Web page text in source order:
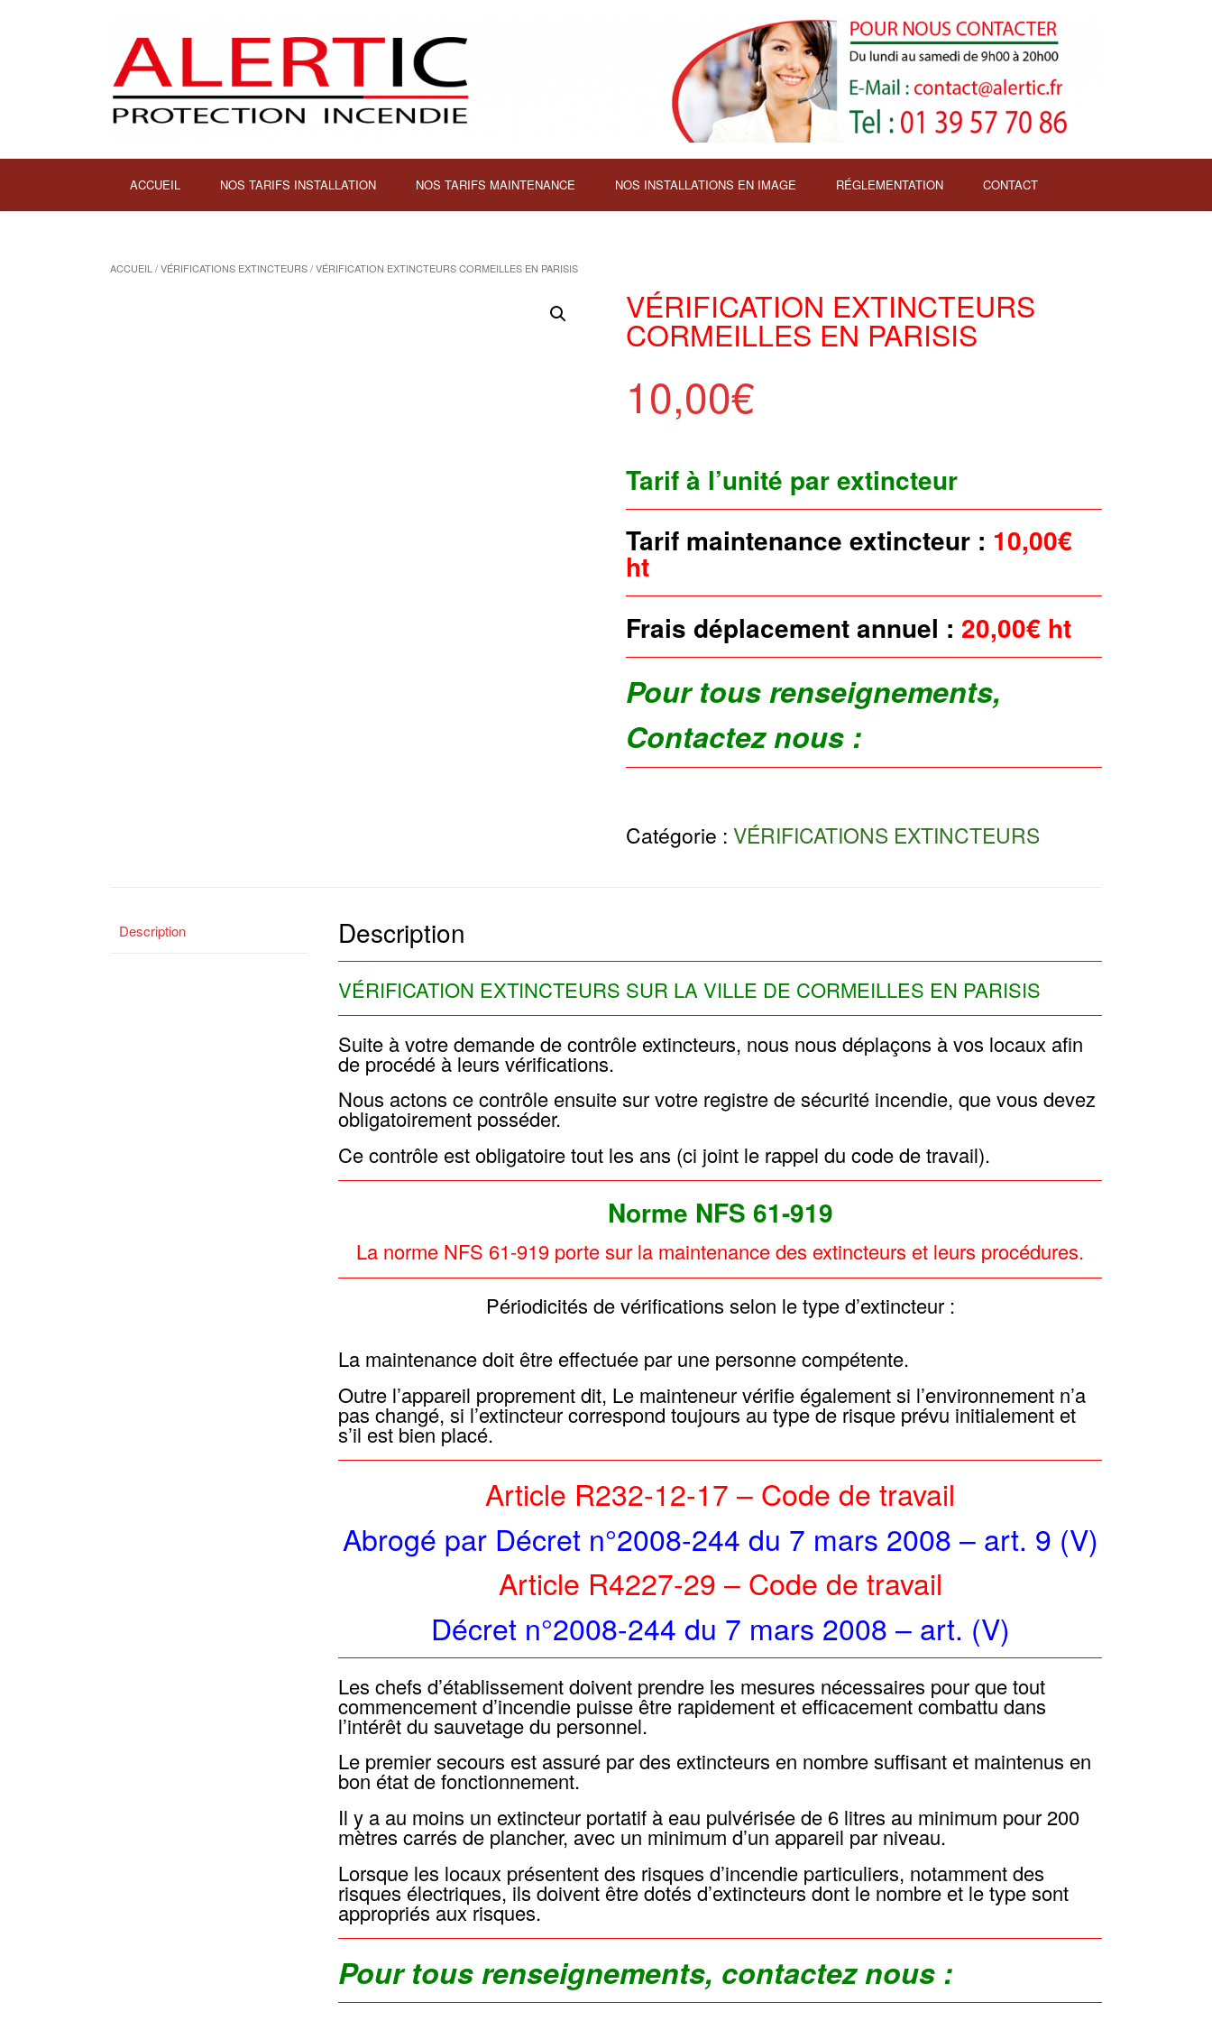
ACCUEIL NOS TARIFS INSTALLATION NOS TARIFS MAINTENANCE NOS INSTALLATIONS EN IMAGE RÉGLEMENTATION CONTACT
ACCUEIL /VÉRIFICATIONS EXTINCTEURS/ VÉRIFICATION EXTINCTEURS CORMEILLES EN PARISIS
VÉRIFICATION EXTINCTEURS
CORMEILLES EN PARISIS
10,00€
Tarif à l’unité parextincteur
Tarif maintenance extincteur : 10,00€
ht
Frais déplacement annuel : 20,00€ ht
Pour tous renseignements,
Contactez nous :
Catégorie : VÉRIFICATIONS EXTINCTEURS
Description Description
VÉRIFICATION EXTINCTEURS SUR LA VILLE DE CORMEILLES EN PARISIS
Suite à votre demande de contrôle extincteurs, nous nous déplaçons à vos locaux afin
de procédé à leurs vérifications.
Nous actons ce contrôle ensuite sur votre registre de sécurité incendie, que vous devez
obligatoirement posséder.
Ce contrôle est obligatoire tout les ans (ci joint le rappel du code de travail).
Norme NFS 61-919
La norme NFS 61-919 porte sur la maintenance des extincteurs et leurs procédures.
Périodicités de vérifications selon le type d’extincteur :
La maintenance doit être effectuée par une personne compétente.
Outre l’appareil proprement dit, Le mainteneur vérifie également si l’environnement n’a
pas changé, si l’extincteur correspond toujours au type de risque prévu initialement et
s’il est bien placé.
Article R232-12-17 – Code de travail
Abrogé par Décret n°2008-244 du 7 mars 2008 – art. 9 (V)
Article R4227-29 – Code de travail
Décret n°2008-244 du 7 mars 2008 – art. (V)
Les chefs d’établissement doivent prendre les mesures nécessaires pour que tout
commencement d’incendie puisse être rapidement et efficacement combattu dans
l’intérêt du sauvetage du personnel.
Le premier secours est assuré par des extincteurs en nombre suffisant et maintenus en
bon état de fonctionnement.
Il y a au moins un extincteur portatif à eau pulvérisée de 6 litres au minimum pour 200
mètres carrés de plancher, avec un minimum d’un appareil par niveau.
Lorsque les locaux présentent des risques d’incendie particuliers, notamment des
risques électriques, ils doivent être dotés d’extincteurs dont le nombre et le type sont
appropriés aux risques.
Pour tous renseignements, contactez nous :